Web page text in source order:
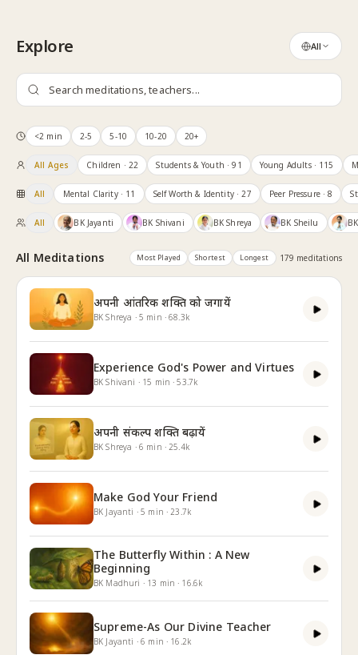
Explore All
<2 min 2-5 5-10 10-20 20+
All Ages Children · 22 Students & Youth · 91 Young Adults· 115
All Mental Clarity· 11 Self Worth & Identity· 27 Peer Pressure· 8
All BK Jayanti BK Shivani BK Shreya BK Sheilu
All Meditations Most Played Shortest Longest 179 meditations
अपनी आंतरिक शक्ति को जगायें
BK Shreya · 5 min ·68.3k
Experience God's Power and Virtues
BK Shivani · 15 min ·53.7k
अपनी संकल्प शक्ति बढ़ायें
BK Shreya · 6 min · 25.4k
Make God Your Friend
BK Jayanti ·5 min · 23.7k
The Butterfly Within : A New
Beginning
BK Madhuri · 13 min · 16.6k
Supreme-As Our Divine Teacher
BK Jayanti ·6 min · 16.2k